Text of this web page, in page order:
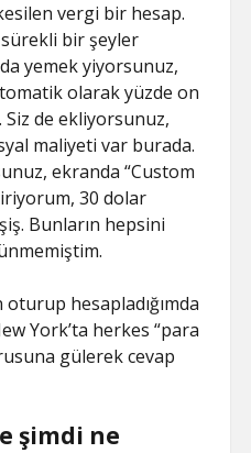
vergi bir hesap.
bir şeyler
yemek yiyorsunuz,
olarak yüzde on
de ekliyorsunuz,
maliyeti var burada.
ekranda “Custom
30 dolar
Bunların hepsini
hesapladığımda
York’ta herkes “para
gülerek cevap
şimdi ne